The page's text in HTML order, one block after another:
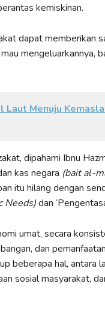
kemiskinan.
dapat memberikan
mengeluarkannya,
Laut Menuju
dipahami Ibnu
kas negara (bait al-
itu hilang dengan
Needs)dan
umat, secara
dan
beberapa hal, antara
sosial masyarakat,